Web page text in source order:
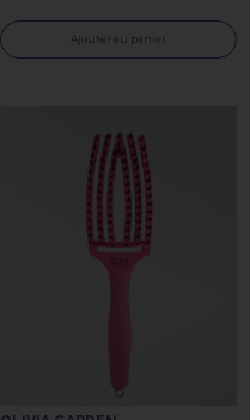
Ajouter au panier